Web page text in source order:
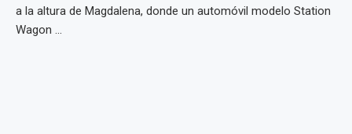
a la altura de Magdalena, donde un automóvil modelo Station
Wagon ...